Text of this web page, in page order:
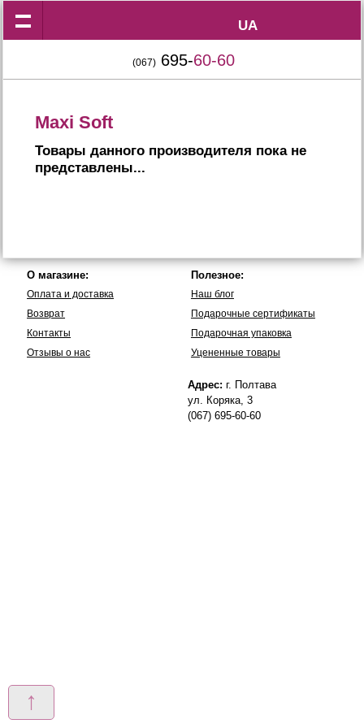
UA
UA
(067) 695-60-60
Maxi Soft
Товары данного производителя пока не
представлены...
↑
О магазине:
Оплата и доставка
Возврат
Контакты
Отзывы о нас
Полезное:
Наш блог
Подарочные сертификаты
Подарочная упаковка
Уцененные товары
Адрес: г. Полтава
ул. Коряка, 3
(067) 695-60-60